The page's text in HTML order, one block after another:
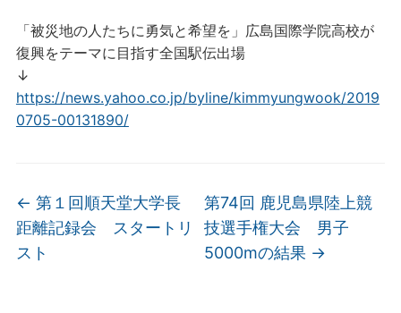
「被災地の人たちに勇気と希望を」広島国際学院高校が
復興をテーマに目指す全国駅伝出場
↓
https://news.yahoo.co.jp/byline/kimmyungwook/2019
0705-00131890/
← 第１回順天堂大学長
距離記録会 スタートリ
スト
第74回 鹿児島県陸上競
技選手権大会 男子
5000mの結果 →